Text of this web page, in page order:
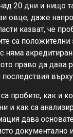
20 дни и нищо
овце, даже
казват, че
са положителни
няма
право да дава
върху
пробите, как и
и как са
дава
документално